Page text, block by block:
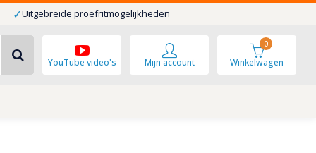
✓Uitgebreide proefritmogelijkheden
YouTube video's Winkelwagen
0
Mijn account